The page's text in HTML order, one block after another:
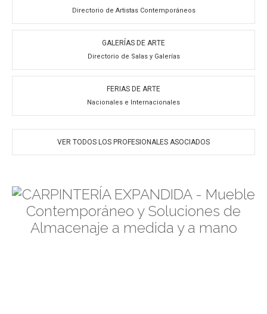
Directorio de Artistas Contemporáneos
GALERÍAS DE ARTE
Directorio de Salas y Galerías
FERIAS DE ARTE
Nacionales e Internacionales
VER TODOS LOS PROFESIONALES ASOCIADOS